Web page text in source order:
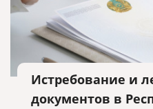
Истребование и
документов в